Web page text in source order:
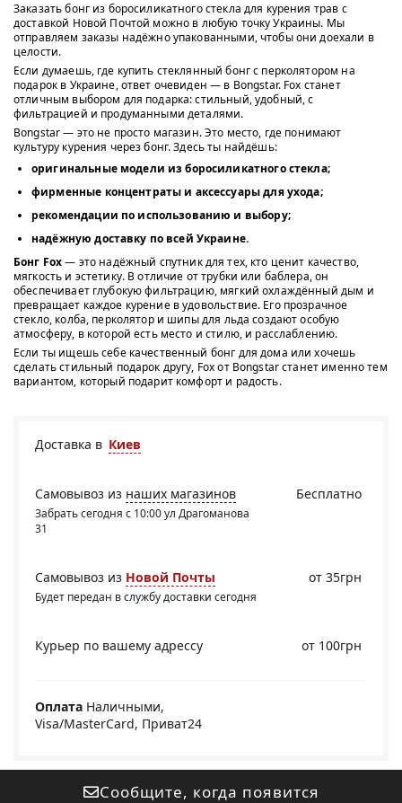
Заказать бонг из боросиликатного стекла для курения трав с
доставкой Новой Почтой можно в любую точку Украины. Мы
отправляем заказы надёжно упакованными, чтобы они доехали в
целости.
Если думаешь, где купить стеклянный бонг с перколятором на
подарок в Украине, ответ очевиден — в Bongstar. Fox станет
отличным выбором для подарка: стильный, удобный, с
фильтрацией и продуманными деталями.
Bongstar — это не просто магазин. Это место, где понимают
культуру курения через бонг. Здесь ты найдёшь:
оригинальные модели из боросиликатного стекла;
фирменные концентраты и аксессуары для ухода;
рекомендации по использованию и выбору;
надёжную доставку по всей Украине.
Бонг Fox— это надёжный спутник для тех, кто ценит качество,
мягкость и эстетику. В отличие от трубки или баблера, он
обеспечивает глубокую фильтрацию, мягкий охлаждённый дым и
превращает каждое курение в удовольствие. Его прозрачное
стекло, колба, перколятор и шипы для льда создают особую
атмосферу, в которой есть место и стилю, и расслаблению.
Если ты ищешь себе качественный бонг для дома или хочешь
сделать стильный подарок другу, Fox от Bongstar станет именно тем
вариантом, который подарит комфорт и радость.
Доставка в Киев
Бесплатно
Самовывоз из наших магазинов
Забрать сегодня с 10:00 ул Драгоманова
31
Самовывоз из Новой Почты
Будет передан в службу доставки сегодня
от 35грн
Курьер по вашему адрессу от 100грн
Оплата Наличными,
Visa/MasterCard, Приват24
Сообщите, когда появится